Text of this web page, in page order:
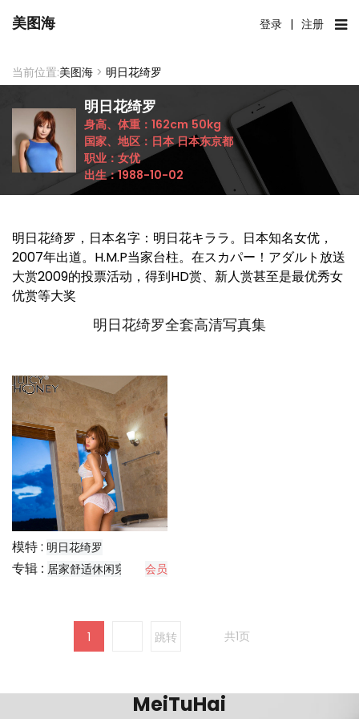
美图海 登录 | 注册
当前位置:美图海 > 明日花绮罗
明日花绮罗
身高、体重： 162cm 50kg
国家、地区： 日本 日本东京都
职业： 女优
出生：1988-10-02
明日花绮罗，日本名字：明日花キララ。日本知名女优，
2007年出道。H.M.P当家台柱。在スカパー！アダルト放送
大赏2009的投票活动，得到HD赏、新人赏甚至是最优秀女
优赏等大奖
明日花绮罗全套高清写真集
模特 : 明日花绮罗
专辑 : 居家舒适休闲穿搭分享
会员
1 跳转 共1页
MeiTuHai